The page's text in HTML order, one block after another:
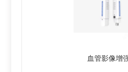
血管影像增